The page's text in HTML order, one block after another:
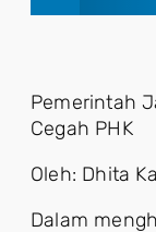
Pemerintah
Cegah PHK
Oleh: Dhita
Dalam